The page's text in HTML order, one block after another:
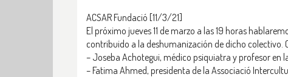
ACSAR Fundació [11/3/21]
El próximo jueves 11 de marzo a las 19 horas
contribuido a la deshumanización de dicho colectivo.
– Joseba Achotegui, médico psiquiatra y profesor en
– Fatima Ahmed, presidenta de la Associació